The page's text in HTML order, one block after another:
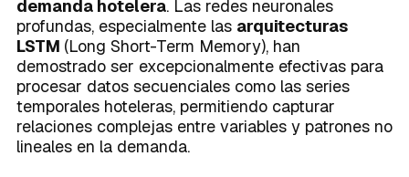
demanda hotelera. Las redes neuronales
profundas, especialmente las arquitecturas
LSTM (Long Short-Term Memory), han
demostrado ser excepcionalmente efectivas para
procesar datos secuenciales como las series
temporales hoteleras, permitiendo capturar
relaciones complejas entre variables y patrones no
lineales en la demanda.